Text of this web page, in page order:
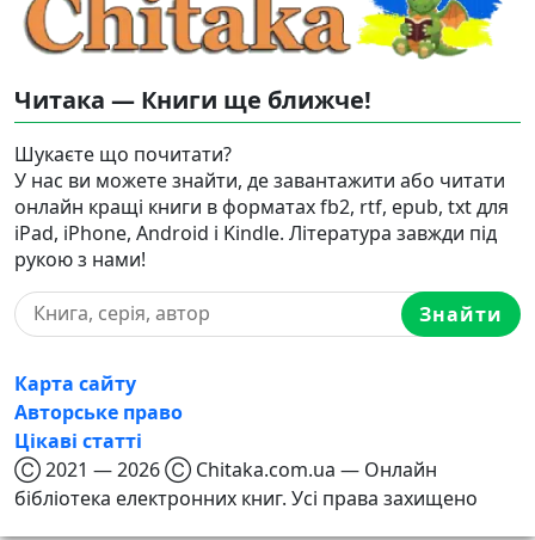
Читака — Книги ще ближче!
Шукаєте що почитати?
У нас ви можете знайти, де завантажити або читати
онлайн кращі книги в форматах fb2, rtf, epub, txt для
iPad, iPhone, Android і Kindle. Література завжди під
рукою з нами!
Знайти
Карта сайту
Авторське право
Цікаві статті
Ⓒ 2021 — 2026 Ⓒ Chitaka.com.ua — Онлайн
бібліотека електронних книг. Усі права захищено